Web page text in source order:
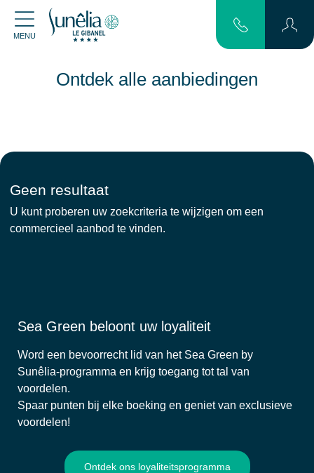
MENU
Ontdek alle aanbiedingen
Geen resultaat
U kunt proberen uw zoekcriteria te wijzigen om een
commercieel aanbod te vinden.
Sea Green beloont uw loyaliteit
Word een bevoorrecht lid van het Sea Green by
Sunêlia-programma en krijg toegang tot tal van
voordelen.
Spaar punten bij elke boeking en geniet van exclusieve
voordelen!
Ontdek ons loyaliteitsprogramma